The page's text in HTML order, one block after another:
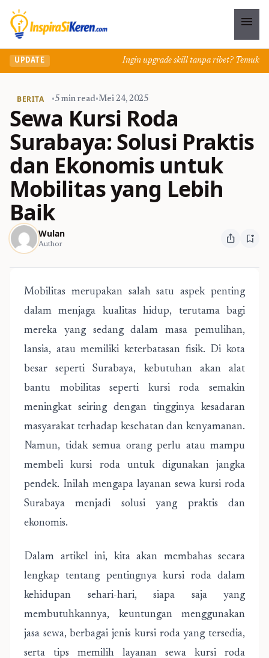
menu
UPDATE Ingin upgrade skill tanpa ribet? Temukan
BERITA •5 min read•Mei 24, 2025
Sewa Kursi Roda
Surabaya: Solusi Praktis
dan Ekonomis untuk
Mobilitas yang Lebih
Baik
Wulan
Author ios_share bookmark_add
Mobilitas merupakan salah satu aspek penting
dalam menjaga kualitas hidup, terutama bagi
mereka yang sedang dalam masa pemulihan,
lansia, atau memiliki keterbatasan fisik. Di kota
besar seperti Surabaya, kebutuhan akan alat
bantu mobilitas seperti kursi roda semakin
meningkat seiring dengan tingginya kesadaran
masyarakat terhadap kesehatan dan kenyamanan.
Namun, tidak semua orang perlu atau mampu
membeli kursi roda untuk digunakan jangka
pendek. Inilah mengapa layanan sewa kursi roda
Surabaya menjadi solusi yang praktis dan
ekonomis.
Dalam artikel ini, kita akan membahas secara
lengkap tentang pentingnya kursi roda dalam
kehidupan sehari-hari, siapa saja yang
membutuhkannya, keuntungan menggunakan
jasa sewa, berbagai jenis kursi roda yang tersedia,
serta tips memilih layanan sewa kursi roda